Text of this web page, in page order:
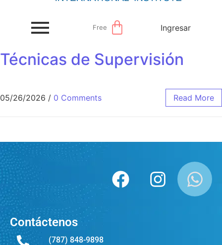
Free Ingresar
Técnicas de Supervisión
05/26/2026 / 0 Comments Read More
Contáctenos
(787) 848-9898